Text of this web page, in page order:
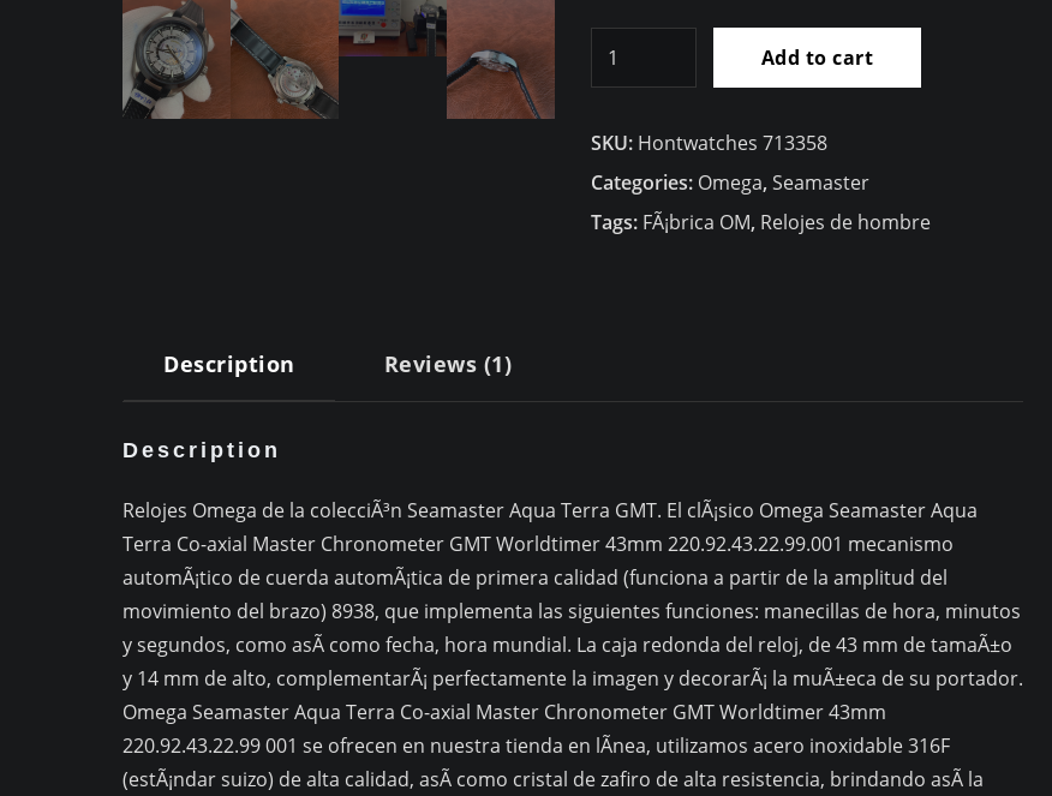
Relojes
RÃ©plica
Omega
Worldtimer
43mm
220.92.43.22.99.001
quantity
Add to cart
SKU: Hontwatches 713358
Categories: Omega, Seamaster
Tags: FÃ¡brica OM, Relojes de hombre
Description Reviews (1)
Description
Relojes Omega de la colecciÃ³n Seamaster Aqua Terra GMT. El clÃ¡sico Omega Seamaster Aqua
Terra Co-axial Master Chronometer GMT Worldtimer 43mm 220.92.43.22.99.001 mecanismo
automÃ¡tico de cuerda automÃ¡tica de primera calidad (funciona a partir de la amplitud del
movimiento del brazo) 8938, que implementa las siguientes funciones: manecillas de hora, minutos
y segundos, como asÃ­ como fecha, hora mundial. La caja redonda del reloj, de 43 mm de tamaÃ±o
y 14 mm de alto, complementarÃ¡ perfectamente la imagen y decorarÃ¡ la muÃ±eca de su portador.
Omega Seamaster Aqua Terra Co-axial Master Chronometer GMT Worldtimer 43mm
220.92.43.22.99 001 se ofrecen en nuestra tienda en lÃ­nea, utilizamos acero inoxidable 316F
(estÃ¡ndar suizo) de alta calidad, asÃ­ como cristal de zafiro de alta resistencia, brindando asÃ­ la